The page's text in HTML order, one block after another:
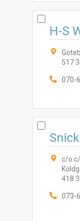
H-S
517
070-
c/o
418
073-